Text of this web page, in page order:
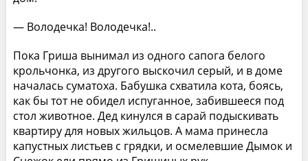
— Володечка! Володечка!..
Пока Гриша вынимал из одного сапога белого
крольчонка, из другого выскочил серый, и в доме
началась суматоха. Бабушка схватила кота, боясь,
как бы тот не обидел испуганное, забившееся под
стол животное. Дед кинулся в сарай подыскивать
квартиру для новых жильцов. А мама принесла
капустных листьев с грядки, и осмелевшие Дымок и